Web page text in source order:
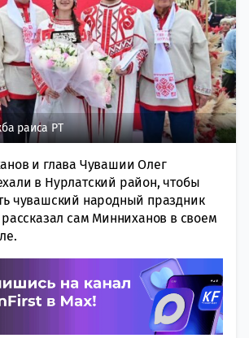
раиса РТ
и глава Чувашии Олег
в Нурлатский район, чтобы
чувашский народный праздник
сам Минниханов в своем